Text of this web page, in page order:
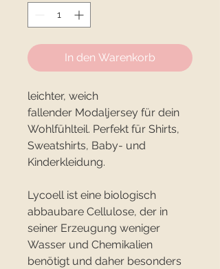
In den Warenkorb
leichter, weich
fallender Modaljersey für dein
Wohlfühlteil. Perfekt für Shirts,
Sweatshirts, Baby- und
Kinderkleidung.
Lycoell ist eine biologisch
abbaubare Cellulose, der in
seiner Erzeugung weniger
Wasser und Chemikalien
benötigt und daher besonders